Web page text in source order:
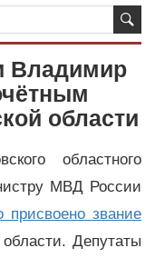
Владимир
области
областного
МВД России
звание
Депутаты